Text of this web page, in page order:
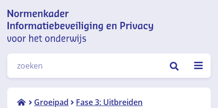
en privacy voor het onderwijs
ZOEKEN
Groeipad Fase 3: Uitbreiden
Deelproject